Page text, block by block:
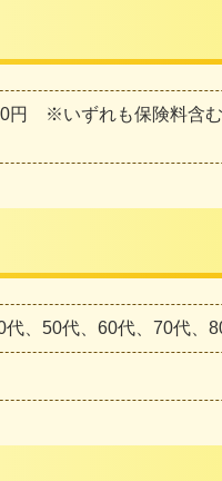
円 ※いずれも保険料含
、50代、60代、70代、